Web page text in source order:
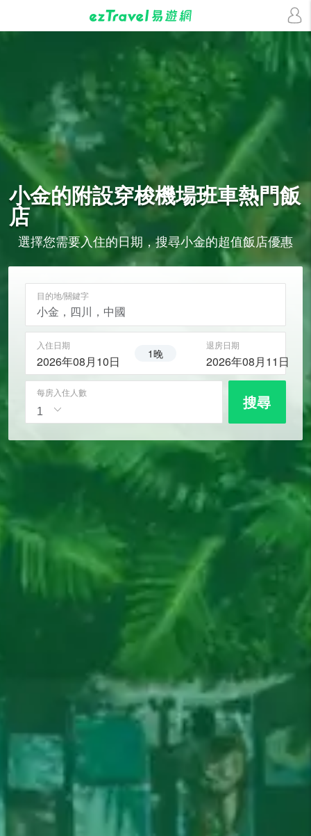
小金的附設穿梭機場班車熱門飯
店
選擇您需要入住的日期，搜尋小金的超值飯店優惠
目的地/關鍵字
入住日期
2026年08月10日 1晚
退房日期
2026年08月11日
每房入住人數 搜尋